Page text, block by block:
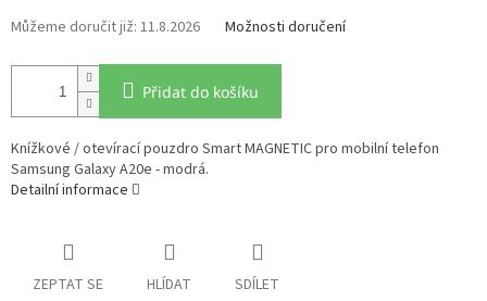
11.8.2026 Možnosti doručení
Přidat do košíku
Knížkové / otevírací pouzdro Smart MAGNETIC pro mobilní telefon
Samsung Galaxy A20e - modrá.
Detailní informace
ZEPTAT SE HLÍDAT SDÍLET